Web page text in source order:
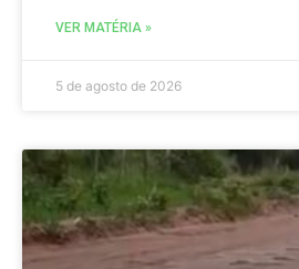
VER MATÉRIA »
5 de agosto de 2026